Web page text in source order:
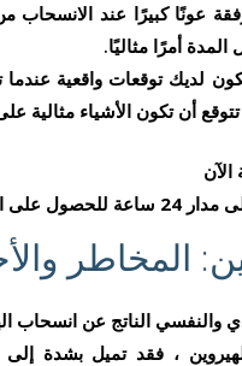
عونًا كبيرًا عند الانسحاب
أمرًا مثاليًا.
لديك توقعات واقعية
أن تكون الأشياء مثالية
00201029275503
المخاطر
والنفسي الناتج عن انسحاب
، فقد تميل بشدة